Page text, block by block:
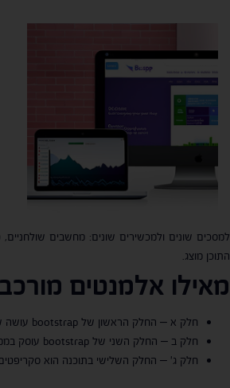
למסכים שונים ולמכשירים שונים: מחשבים
התוכן מוצג.
מאילו אלמנטים
חלק א – החלק הראשון של bootstrap עושה שימוש ב-CSS, HTML ו-JavaScript, שמהווים את הפורמט לעיצוב דפי האינטרנט מבחינת פריסה והתאמה למסכים שונים.
חלק ב – החלק השני של bootstrap עוסק בממשק המשתמש – כפתורים, תפריטים, טבלאות, טפסים, תמונות ואלמנטים שונים.
חלק ג' – החלק השלישי בתוכנה הוא